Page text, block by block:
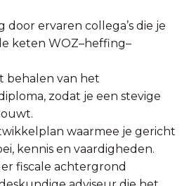
ervaren collega’s die je
keten WOZ–heffing–
behalen van het
zodat je een stevige
waarmee je gericht
kennis en vaardigheden.
fiscale achtergrond